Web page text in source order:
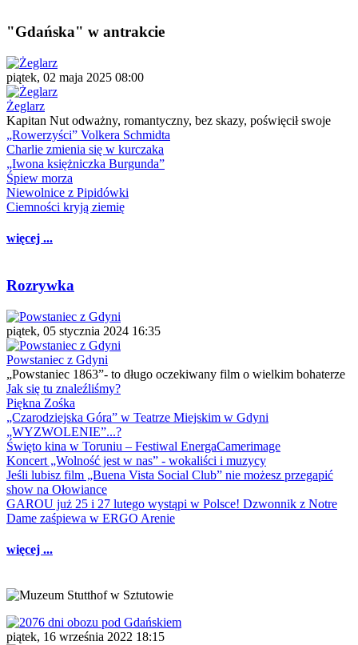
"Gdańska" w antrakcie
piątek, 02 maja 2025 08:00
Żeglarz
Kapitan Nut odważny, romantyczny, bez skazy, poświęcił swoje
„Rowerzyści” Volkera Schmidta
Charlie zmienia się w kurczaka
„Iwona księżniczka Burgunda”
Śpiew morza
Niewolnice z Pipidówki
Ciemności kryją ziemię
więcej ...
Rozrywka
piątek, 05 stycznia 2024 16:35
Powstaniec z Gdyni
„Powstaniec 1863”- to długo oczekiwany film o wielkim bohaterze
Jak się tu znaleźliśmy?
Piękna Zośka
„Czarodziejska Góra” w Teatrze Miejskim w Gdyni
„WYZWOLENIE”...?
Święto kina w Toruniu – Festiwal EnergaCamerimage
Koncert „Wolność jest w nas” - wokaliści i muzycy
Jeśli lubisz film „Buena Vista Social Club” nie możesz przegapić
show na Ołowiance
GAROU już 25 i 27 lutego wystąpi w Polsce! Dzwonnik z Notre
Dame zaśpiewa w ERGO Arenie
więcej ...
piątek, 16 września 2022 18:15